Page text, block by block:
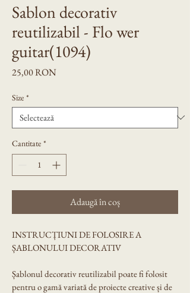
Sablon decorativ
reutilizabil - Flo wer
guitar(1094)
25,00 RONPreț
Size *
Cantitate *
Adaugă în coș
INSTRUCȚIUNI DE FOLOSIRE A
ȘABLONULUI DECORATIV
Șablonul decorativ reutilizabil poate fi folosit
pentru o gamă variată de proiecte creative și de